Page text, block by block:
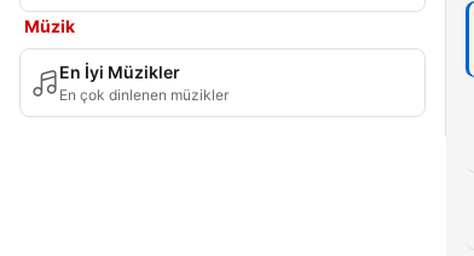
Müzik
En İyi Müzikler
En çok dinlenen müzikler